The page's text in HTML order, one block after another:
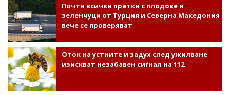
Почти всички пратки с плодове и
зеленчуци от Турция и Северна Македония
вече се проверяват
Оток на устните и задух след ужилване
изискват незабавен сигнал на 112